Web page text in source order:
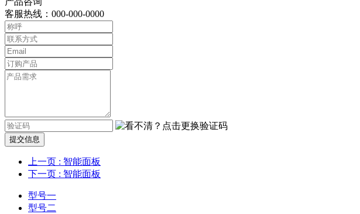
客服热线：000-000-0000
提交信息
上一页 : 智能面板
下一页 : 智能面板
型号一
型号二